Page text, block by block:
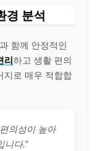
경 분석
함께 안정적인
리하고 생활 편의
지로 매우 적합합
의성이 높아
니다.”